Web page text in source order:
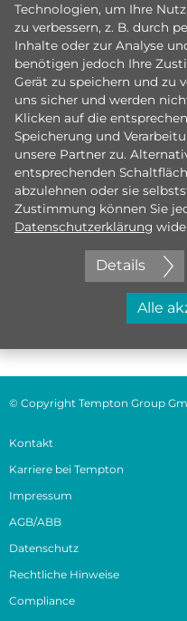
Jetzt initiativ
Technologien, um Ihre
zu verbessern, z. B. durch
Inhalte oder zur Analyse
benötigen jedoch Ihre
Gerät zu speichern und zu
uns sicher und werden
Klicken auf die
Speicherung und
unsere Partner zu.
entsprechenden
abzulehnen oder sie
Zustimmung können Sie
Datenschutzerklärung
Details
Alle
© Copyright Tempton Group
Kontakt
Karriere bei Tempton
Impressum
AGB/ABB
Datenschutz
Rechtliche Hinweise
Compliance